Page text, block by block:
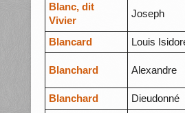
Blanc, dit
Vivier
Joseph
Blancard Louis
Blanchard Alexandre
Blanchard
Dieudonné